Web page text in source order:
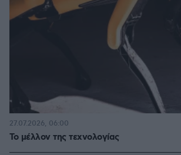
Το μέλλον της τεχνολογίας
27.07.2026, 06:00